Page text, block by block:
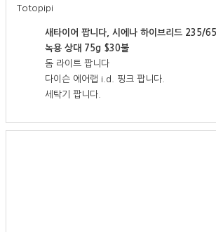
Totopipi
새타이어 팝니다, 시에나 하이브리드 235/
녹용 상대 75g $30불
돔 라이트 팝니다
다이슨 에어랩 i.d. 핑크 팝니다.
세탁기 팝니다.